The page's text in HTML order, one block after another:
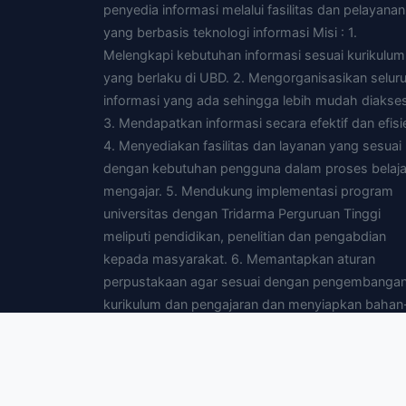
penyedia informasi melalui fasilitas dan pelayanan
yang berbasis teknologi informasi Misi : 1.
Melengkapi kebutuhan informasi sesuai kurikulum
yang berlaku di UBD. 2. Mengorganisasikan
informasi yang ada sehingga lebih mudah
3. Mendapatkan informasi secara efektif dan
4. Menyediakan fasilitas dan layanan yang sesuai
dengan kebutuhan pengguna dalam proses
mengajar. 5. Mendukung implementasi program
universitas dengan Tridarma Perguruan Tinggi
meliputi pendidikan, penelitian dan pengabdian
kepada masyarakat. 6. Memantapkan aturan
perpustakaan agar sesuai dengan
kurikulum dan pengajaran dan menyiapkan